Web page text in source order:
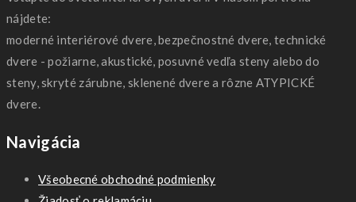
nájdete:
moderné interiérové dvere, bezpečnostné dvere, technické
dvere - požiarne, akustické, posuvné vedľa steny alebo do
steny, skryté zárubne, sklenené dvere a rôzne ATYPICKÉ
dvere.
Navigácia
Všeobecné obchodné podmienky